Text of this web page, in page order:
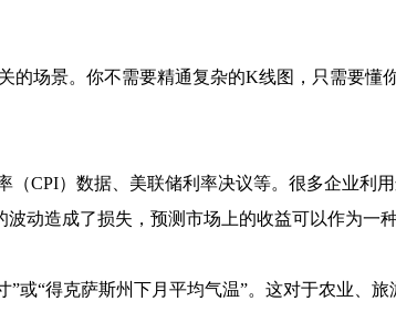
的场景。你不需要精通复杂的K线图，只需要懂
（CPI）数据、美联储利率决议等。很多企业
动造成了损失，预测市场上的收益可以作为一
”或“得克萨斯州下月平均气温”。这对于农业、